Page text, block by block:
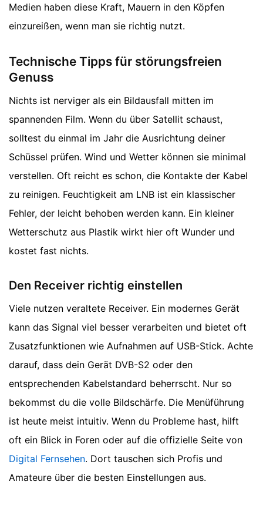
Medien haben diese Kraft, Mauern in den Köpfen
einzureißen, wenn man sie richtig nutzt.
Technische Tipps für störungsfreien
Genuss
Nichts ist nerviger als ein Bildausfall mitten im
spannenden Film. Wenn du über Satellit schaust,
solltest du einmal im Jahr die Ausrichtung deiner
Schüssel prüfen. Wind und Wetter können sie minimal
verstellen. Oft reicht es schon, die Kontakte der Kabel
zu reinigen. Feuchtigkeit am LNB ist ein klassischer
Fehler, der leicht behoben werden kann. Ein kleiner
Wetterschutz aus Plastik wirkt hier oft Wunder und
kostet fast nichts.
Den Receiver richtig einstellen
Viele nutzen veraltete Receiver. Ein modernes Gerät
kann das Signal viel besser verarbeiten und bietet oft
Zusatzfunktionen wie Aufnahmen auf USB-Stick. Achte
darauf, dass dein Gerät DVB-S2 oder den
entsprechenden Kabelstandard beherrscht. Nur so
bekommst du die volle Bildschärfe. Die Menüführung
ist heute meist intuitiv. Wenn du Probleme hast, hilft
oft ein Blick in Foren oder auf die offizielle Seite von
Digital Fernsehen. Dort tauschen sich Profis und
Amateure über die besten Einstellungen aus.